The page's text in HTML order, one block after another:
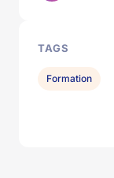
TAGS
Formation